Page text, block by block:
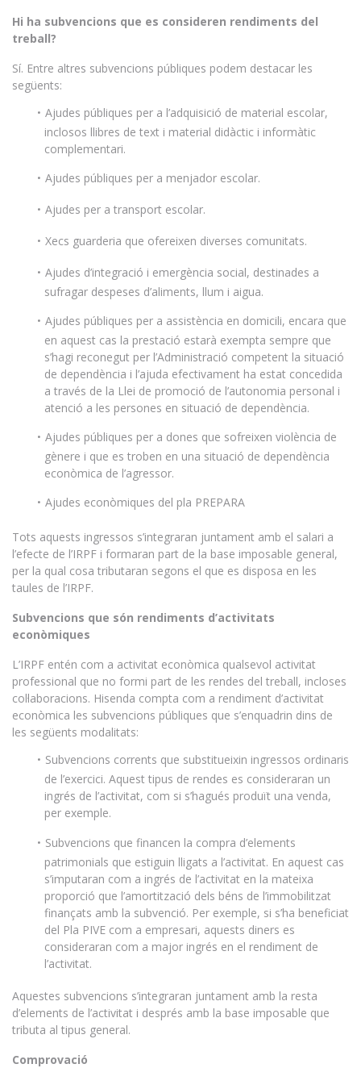
Hi ha subvencions que es consideren rendiments del
treball?
Sí. Entre altres subvencions públiques podem destacar les
següents:
Ajudes públiques per a l’adquisició de material escolar,
inclosos llibres de text i material didàctic i informàtic
complementari.
Ajudes públiques per a menjador escolar.
Ajudes per a transport escolar.
Xecs guarderia que ofereixen diverses comunitats.
Ajudes d’integració i emergència social, destinades a
sufragar despeses d’aliments, llum i aigua.
Ajudes públiques per a assistència en domicili, encara que
en aquest cas la prestació estarà exempta sempre que
s’hagi reconegut per l’Administració competent la situació
de dependència i l’ajuda efectivament ha estat concedida
a través de la Llei de promoció de l’autonomia personal i
atenció a les persones en situació de dependència.
Ajudes públiques per a dones que sofreixen violència de
gènere i que es troben en una situació de dependència
econòmica de l’agressor.
Ajudes econòmiques del pla PREPARA
Tots aquests ingressos s’integraran juntament amb el salari a
l’efecte de l’IRPF i formaran part de la base imposable general,
per la qual cosa tributaran segons el que es disposa en les
taules de l’IRPF.
Subvencions que són rendiments d’activitats
econòmiques
L’IRPF entén com a activitat econòmica qualsevol activitat
professional que no formi part de les rendes del treball, incloses
col·laboracions. Hisenda compta com a rendiment d’activitat
econòmica les subvencions públiques que s’enquadrin dins de
les següents modalitats:
Subvencions corrents que substitueixin ingressos ordinaris
de l’exercici. Aquest tipus de rendes es consideraran un
ingrés de l’activitat, com si s’hagués produït una venda,
per exemple.
Subvencions que financen la compra d’elements
patrimonials que estiguin lligats a l’activitat. En aquest cas
s’imputaran com a ingrés de l’activitat en la mateixa
proporció que l’amortització dels béns de l’immobilitzat
finançats amb la subvenció. Per exemple, si s’ha beneficiat
del Pla PIVE com a empresari, aquests diners es
consideraran com a major ingrés en el rendiment de
l’activitat.
Aquestes subvencions s’integraran juntament amb la resta
d’elements de l’activitat i després amb la base imposable que
tributa al tipus general.
Comprovació